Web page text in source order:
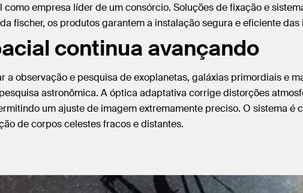
empresa líder de um consórcio. Soluções de fixação e
fischer, os produtos garantem a instalação segura e eficiente
continua avançando
a observação e pesquisa de exoplanetas, galáxias primordiais e
astronômica. A óptica adaptativa corrige distorções
um ajuste de imagem extremamente preciso. O sistema
de corpos celestes fracos e distantes.